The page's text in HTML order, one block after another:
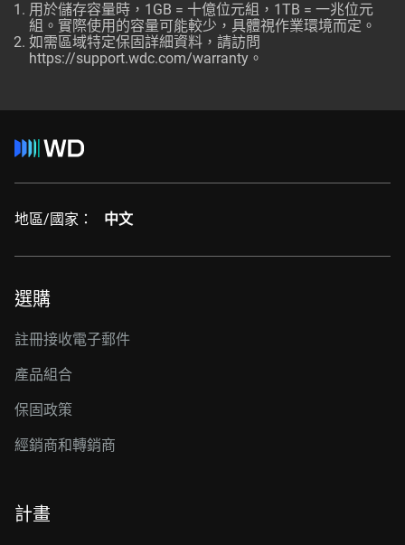
用於儲存容量時，1GB = 十億位元組，1TB = 一兆位元
組。實際使用的容量可能較少，具體視作業環境而定。
如需區域特定保固詳細資料，請訪問
https://support.wdc.com/warranty 。
地區/國家： 中文
選購
註冊接收電子郵件
產品組合
保固政策
經銷商和轉銷商
計畫